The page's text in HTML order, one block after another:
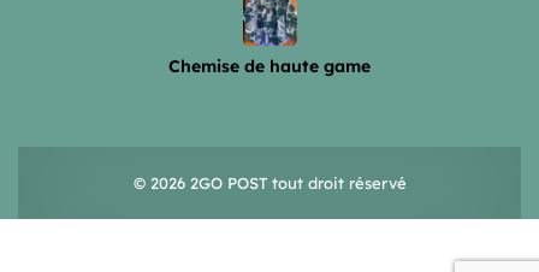
Chemise de haute game
© 2026 2GO POST tout droit réservé